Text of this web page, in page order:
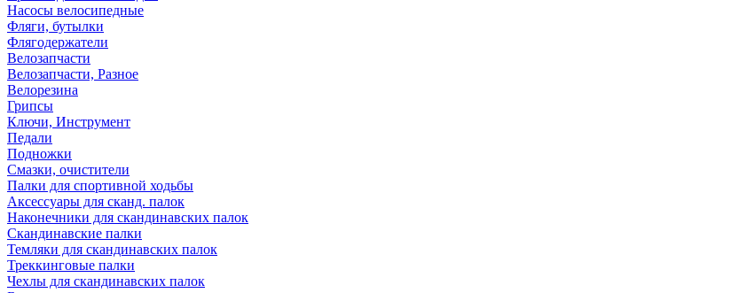
Насосы велосипедные
Фляги, бутылки
Флягодержатели
Велозапчасти
Велозапчасти, Разное
Велорезина
Грипсы
Ключи, Инструмент
Педали
Подножки
Смазки, очистители
Палки для спортивной ходьбы
Аксессуары для сканд. палок
Наконечники для скандинавских палок
Скандинавские палки
Темляки для скандинавских палок
Треккинговые палки
Чехлы для скандинавских палок